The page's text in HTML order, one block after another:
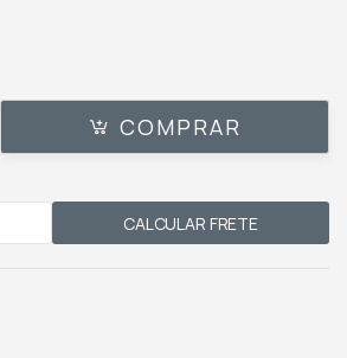
COMPRAR
CALCULAR FRETE